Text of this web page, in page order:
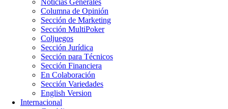
Noticias Generales
Columna de Opinión
Sección de Marketing
Sección MultiPoker
Coljuegos
Sección Jurídica
Sección para Técnicos
Sección Financiera
En Colaboración
Sección Variedades
English Version
Internacional